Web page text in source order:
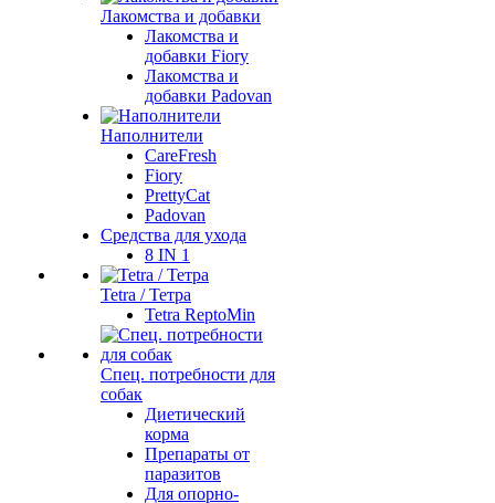
Лакомства и добавки
Лакомства и
добавки Fiory
Лакомства и
добавки Padovan
Наполнители
CareFresh
Fiory
PrettyCat
Padovan
Средства для ухода
8 IN 1
Tetra / Тетра
Tetra ReptoMin
Спец. потребности для
собак
Диетический
корма
Препараты от
паразитов
Для опорно-